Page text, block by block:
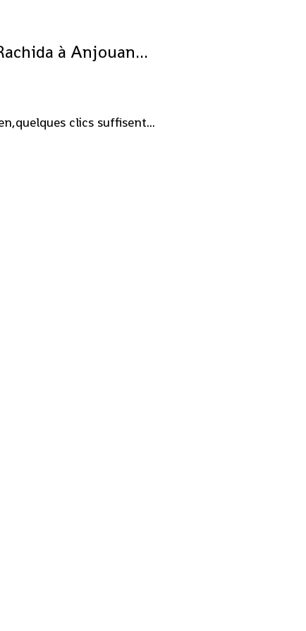
à Anjouan...
clics suffisent...